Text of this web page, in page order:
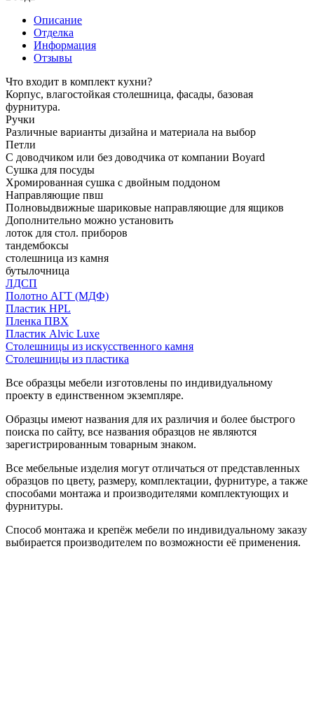
Описание
Отделка
Информация
Отзывы
Что входит в комплект кухни?
Корпус, влагостойкая столешница, фасады, базовая
фурнитура.
Ручки
Различные варианты дизайна и материала на выбор
Петли
С доводчиком или без доводчика от компании Boyard
Сушка для посуды
Хромированная сушка с двойным поддоном
Направляющие пвш
Полновыдвижные шариковые направляющие для ящиков
Дополнительно можно установить
лоток для стол. приборов
тандембоксы
столешница из камня
бутылочница
ЛДСП
Полотно АГТ (МДФ)
Пластик HPL
Пленка ПВХ
Пластик Alvic Luxe
Столешницы из искусственного камня
Столешницы из пластика
Все образцы мебели изготовлены по индивидуальному
проекту в единственном экземпляре.
Образцы имеют названия для их различия и более быстрого
поиска по сайту, все названия образцов не являются
зарегистрированным товарным знаком.
Все мебельные изделия могут отличаться от представленных
образцов по цвету, размеру, комплектации, фурнитуре, а также
способами монтажа и производителями комплектующих и
фурнитуры.
Способ монтажа и крепёж мебели по индивидуальному заказу
выбирается производителем по возможности её применения.